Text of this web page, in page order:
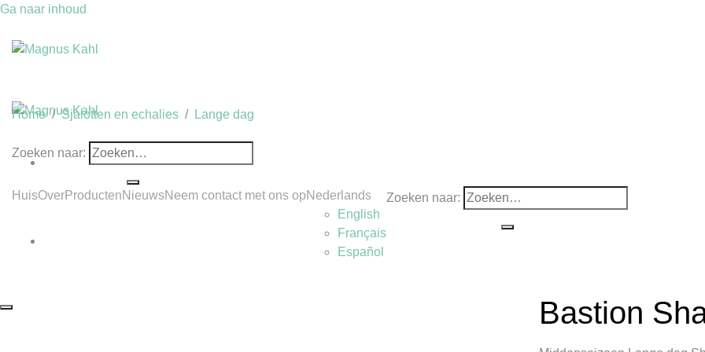
Ga naar inhoud
Zoeken naar:
HuisOverProductenNieuwsNeem contact met ons opNederlands
English
Français
Español
Zoeken naar:
Home / Sjalotten en echalies / Lange dag
Bastion